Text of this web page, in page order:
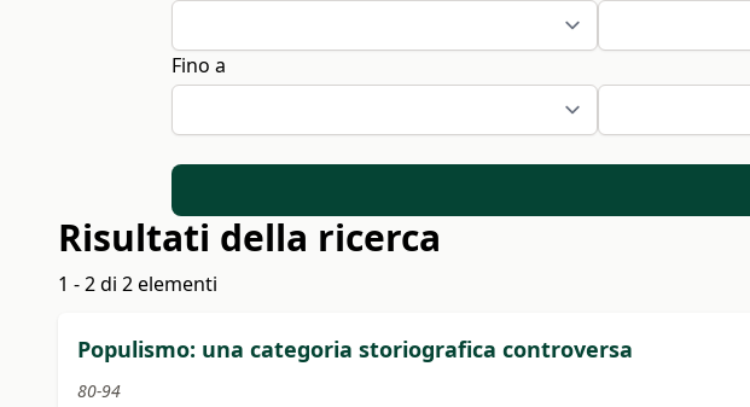
Fino a
Risultati della ricerca
1 - 2 di 2 elementi
Populismo: una categoria storiografica controversa
80-94